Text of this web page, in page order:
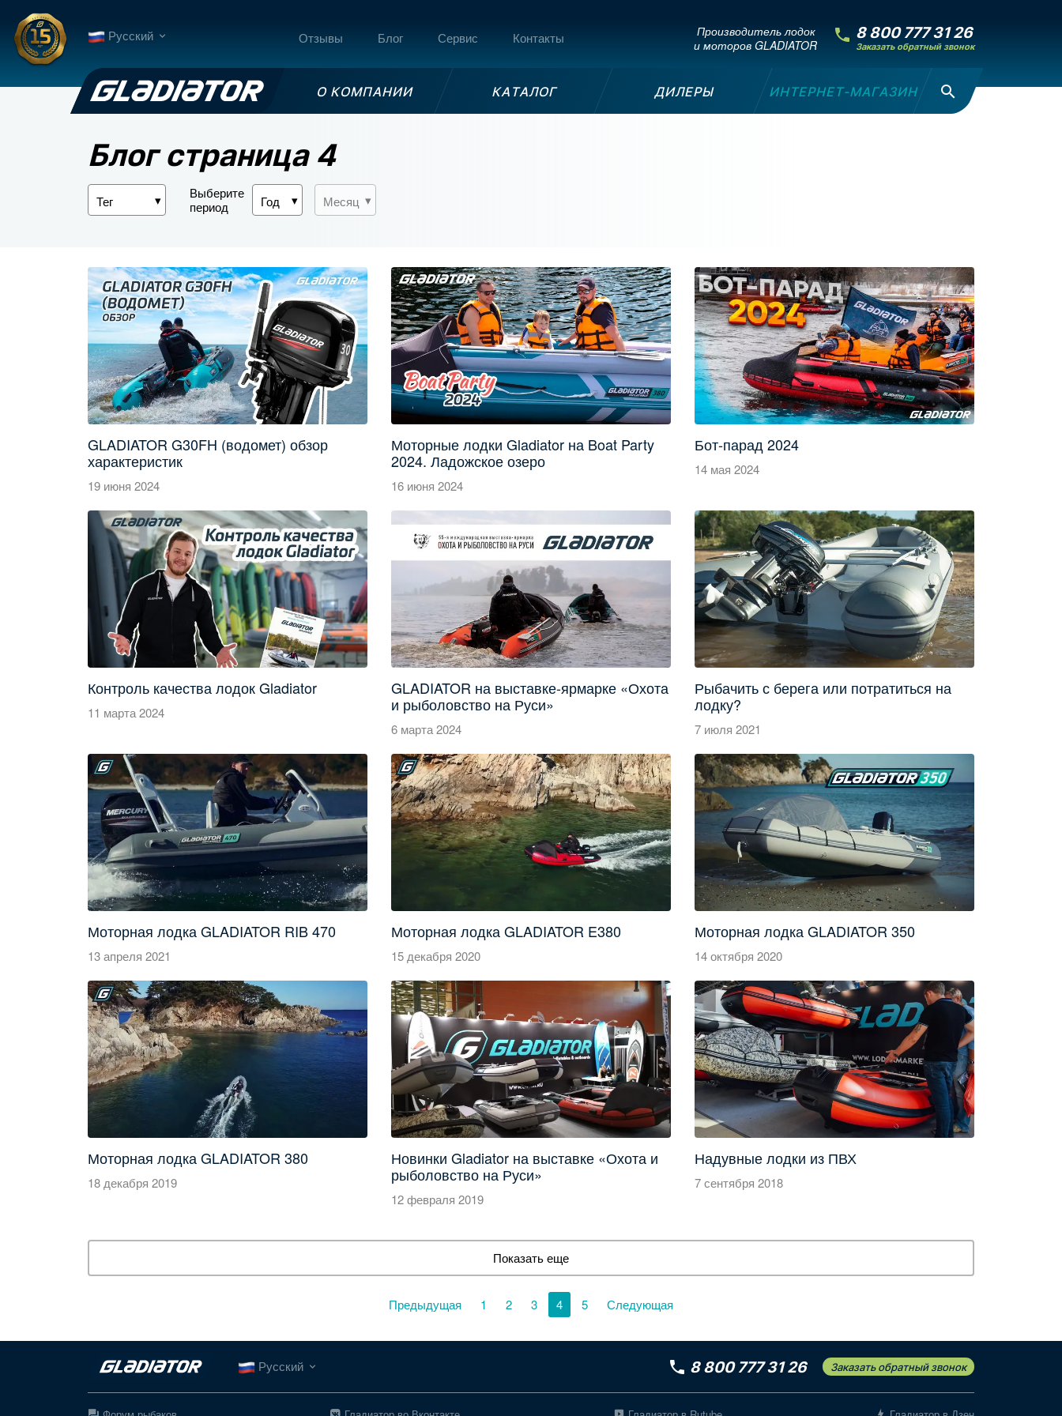
Русский Отзывы Блог Сервис Контакты
Производитель лодок
и моторов GLADIATOR
8 800 777 31 26
Заказать обратный звонок
О КОМПАНИИ КАТАЛОГ ДИЛЕРЫ ИНТЕРНЕТ-МАГАЗИН
Блог страница 4
Выберите
период
GLADIATOR G30FH (водомет) обзор
характеристик
19 июня 2024
Моторные лодки Gladiator на Boat Party
2024. Ладожское озеро
16 июня 2024
Бот-парад 2024
14 мая 2024
Контроль качества лодок Gladiator
11 марта 2024
GLADIATOR на выставке-ярмарке «Охота
и рыболовство на Руси»
6 марта 2024
Рыбачить с берега или потратиться на
лодку?
7 июля 2021
Моторная лодка GLADIATOR RIB 470
13 апреля 2021
Моторная лодка GLADIATOR E380
15 декабря 2020
Моторная лодка GLADIATOR 350
14 октября 2020
Моторная лодка GLADIATOR 380
18 декабря 2019
Новинки Gladiator на выставке «Охота и
рыболовство на Руси»
12 февраля 2019
Надувные лодки из ПВХ
7 сентября 2018
Показать еще
Предыдущая 1 2 3 4 5 Следующая
Русский 8 800 777 31 26 Заказать обратный звонок